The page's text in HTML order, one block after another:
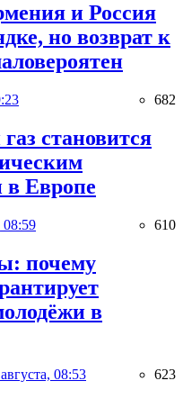
и Россия
но возврат к
682
становится
Европе
08:59 610
почему
в
08:53 623